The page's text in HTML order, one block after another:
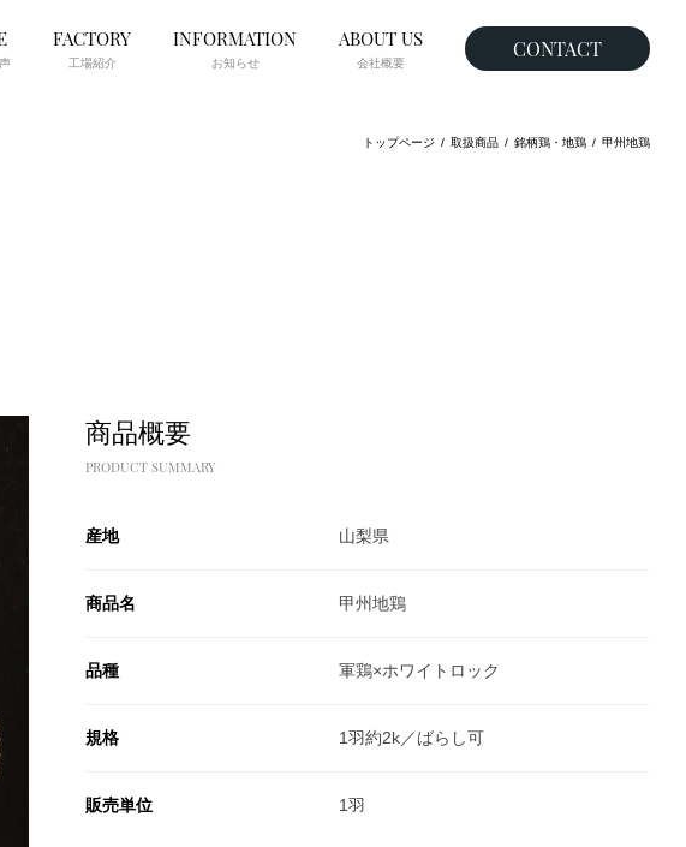
FACTORY
工場紹介
INFORMATION
お知らせ
ABOUT US
会社概要
CONTACT
トップページ 取扱商品 銘柄鶏・地鶏 甲州地鶏
商品概要
PRODUCT SUMMARY
産地 山梨県
商品名 甲州地鶏
品種 軍鶏×ホワイトロック
規格 1羽約2k／ばらし可
販売単位 1羽